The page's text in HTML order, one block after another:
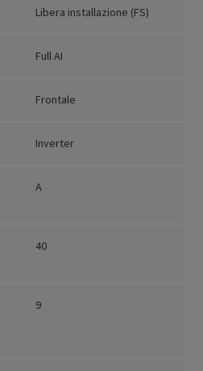
Libera installazione (FS)
Full AI
Frontale
Inverter
A
40
9